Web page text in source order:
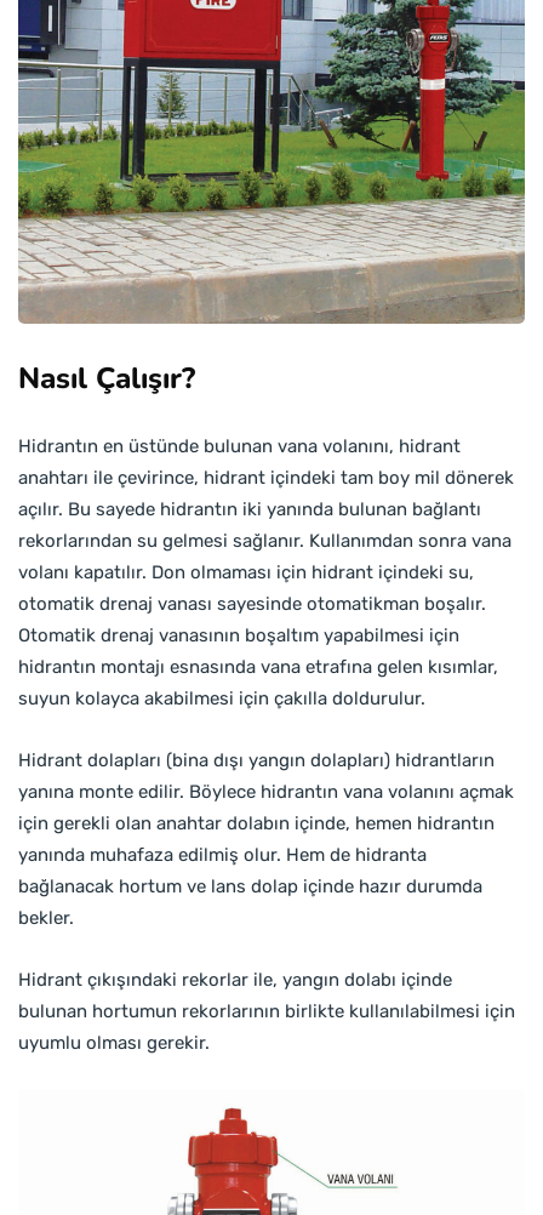
Nasıl Çalışır?
Hidrantın en üstünde bulunan vana volanını, hidrant
anahtarı ile çevirince, hidrant içindeki tam boy mil dönerek
açılır. Bu sayede hidrantın iki yanında bulunan bağlantı
rekorlarından su gelmesi sağlanır. Kullanımdan sonra vana
volanı kapatılır. Don olmaması için hidrant içindeki su,
otomatik drenaj vanası sayesinde otomatikman boşalır.
Otomatik drenaj vanasının boşaltım yapabilmesi için
hidrantın montajı esnasında vana etrafına gelen kısımlar,
suyun kolayca akabilmesi için çakılla doldurulur.
Hidrant dolapları (bina dışı yangın dolapları) hidrantların
yanına monte edilir. Böylece hidrantın vana volanını açmak
için gerekli olan anahtar dolabın içinde, hemen hidrantın
yanında muhafaza edilmiş olur. Hem de hidranta
bağlanacak hortum ve lans dolap içinde hazır durumda
bekler.
Hidrant çıkışındaki rekorlar ile, yangın dolabı içinde
bulunan hortumun rekorlarının birlikte kullanılabilmesi için
uyumlu olması gerekir.